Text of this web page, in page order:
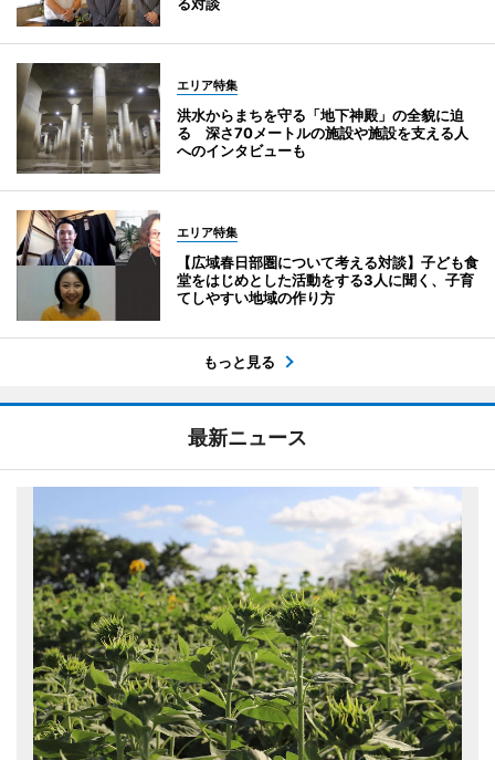
る対談
エリア特集
洪水からまちを守る「地下神殿」の全貌に迫
る 深さ70メートルの施設や施設を支える人
へのインタビューも
エリア特集
【広域春日部圏について考える対談】子ども食
堂をはじめとした活動をする3人に聞く、子育
てしやすい地域の作り方
もっと見る
最新ニュース